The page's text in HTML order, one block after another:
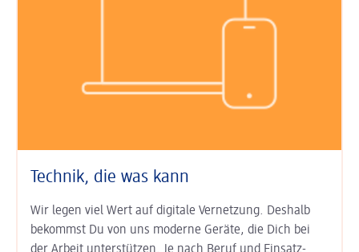
Technik, die was kann
Wir legen viel Wert auf digitale Ver­netzung. Deshalb
bekommst Du von uns moderne Geräte, die Dich bei